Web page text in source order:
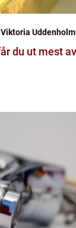
Viktoria Uddenholm